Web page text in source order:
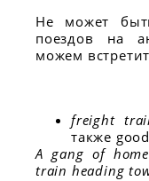
Не может
поездов на
можем
freight
также
A gang of
train heading